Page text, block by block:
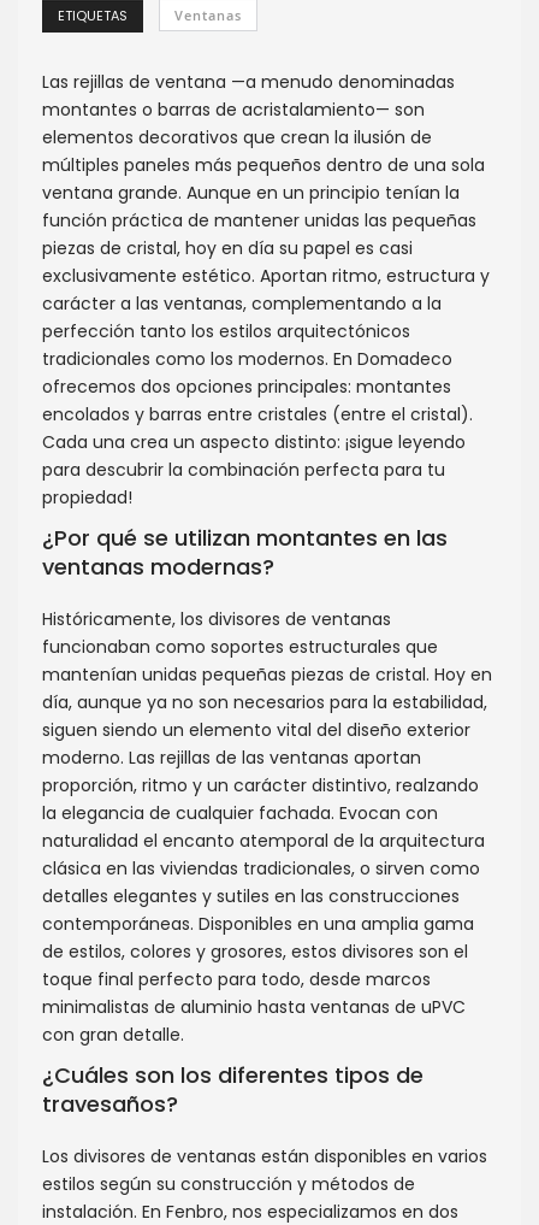
ETIQUETAS Ventanas
Las rejillas de ventana —a menudo denominadas
montantes o barras de acristalamiento— son
elementos decorativos que crean la ilusión de
múltiples paneles más pequeños dentro de una sola
ventana grande. Aunque en un principio tenían la
función práctica de mantener unidas las pequeñas
piezas de cristal, hoy en día su papel es casi
exclusivamente estético. Aportan ritmo, estructura y
carácter a las ventanas, complementando a la
perfección tanto los estilos arquitectónicos
tradicionales como los modernos. En Domadeco
ofrecemos dos opciones principales: montantes
encolados y barras entre cristales (entre el cristal).
Cada una crea un aspecto distinto: ¡sigue leyendo
para descubrir la combinación perfecta para tu
propiedad!
¿Por qué se utilizan montantes en las
ventanas modernas?
Históricamente, los divisores de ventanas
funcionaban como soportes estructurales que
mantenían unidas pequeñas piezas de cristal. Hoy en
día, aunque ya no son necesarios para la estabilidad,
siguen siendo un elemento vital del diseño exterior
moderno. Las rejillas de las ventanas aportan
proporción, ritmo y un carácter distintivo, realzando
la elegancia de cualquier fachada. Evocan con
naturalidad el encanto atemporal de la arquitectura
clásica en las viviendas tradicionales, o sirven como
detalles elegantes y sutiles en las construcciones
contemporáneas. Disponibles en una amplia gama
de estilos, colores y grosores, estos divisores son el
toque final perfecto para todo, desde marcos
minimalistas de aluminio hasta ventanas de uPVC
con gran detalle.
¿Cuáles son los diferentes tipos de
travesaños?
Los divisores de ventanas están disponibles en varios
estilos según su construcción y métodos de
instalación. En Fenbro, nos especializamos en dos